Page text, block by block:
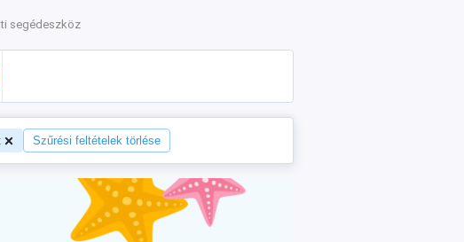
segédeszköz
Szűrési feltételek törlése